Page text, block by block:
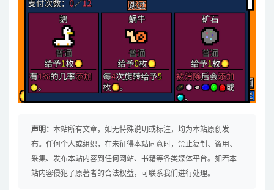
声明： 本站所有文章，如无特殊说明或标注，均为本站原创发
布。任何个人或组织，在未征得本站同意时，禁止复制、盗用、
采集、发布本站内容到任何网站、书籍等各类媒体平台。如若本
站内容侵犯了原著者的合法权益，可联系我们进行处理。